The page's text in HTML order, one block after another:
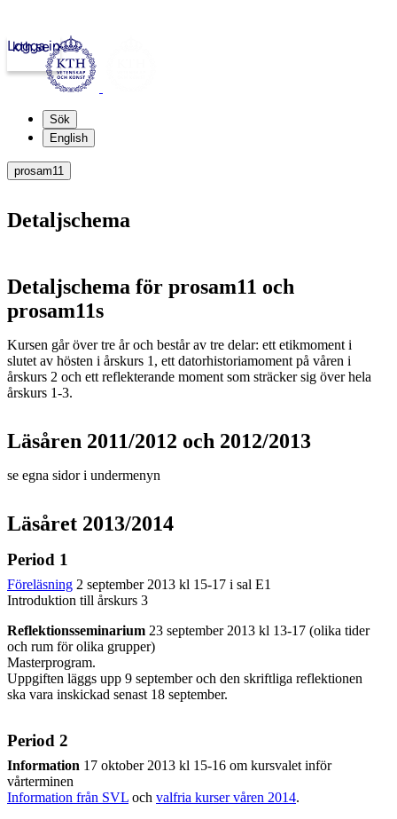
kth.se
Logga in
Sök
English
prosam11
Detaljschema
Detaljschema för prosam11 och
prosam11s
Kursen går över tre år och består av tre delar: ett etikmoment i
slutet av hösten i årskurs 1, ett datorhistoriamoment på våren i
årskurs 2 och ett reflekterande moment som sträcker sig över hela
årskurs 1-3.
Läsåren 2011/2012 och 2012/2013
se egna sidor i undermenyn
Läsåret 2013/2014
Period 1
Föreläsning 2 september 2013 kl 15-17 i sal E1
Introduktion till årskurs 3
Reflektionsseminarium 23 september 2013 kl 13-17 (olika tider
och rum för olika grupper)
Masterprogram.
Uppgiften läggs upp 9 september och den skriftliga reflektionen
ska vara inskickad senast 18 september.
Period 2
Information 17 oktober 2013 kl 15-16 om kursvalet inför
vårterminen
Information från SVL och valfria kurser våren 2014.